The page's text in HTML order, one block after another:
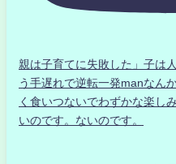
親は子育てに失敗した」子は
う手遅れで逆転一発manなん
く食いつないでわずかな楽し
いのです。ないのです。